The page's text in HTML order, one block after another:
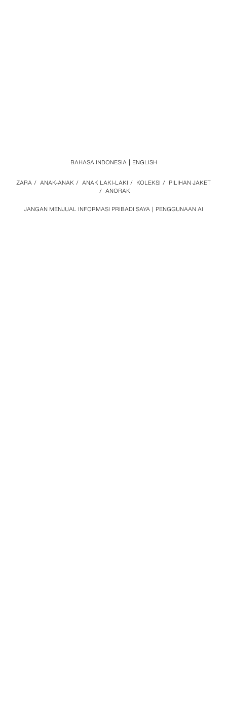
JANGAN MENJUAL INFORMASI PRIBADI SAYA PENGGUNAAN AI
ZARA / ANAK-ANAK / ANAK LAKI-LAKI / KOLEKSI / PILIHAN JAKET
/ ANORAK
BAHASA INDONESIA ENGLISH